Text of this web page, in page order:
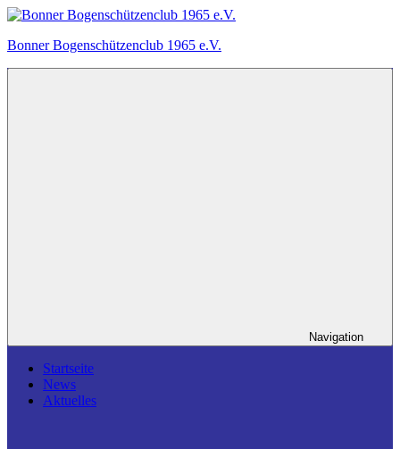
Zum
springen
Bonner Bogenschützenclub 1965 e.V.
Navigation
Startseite
News
Aktuelles